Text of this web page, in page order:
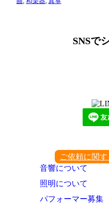
SNSで
ご依頼に関
音響について
照明について
パフォーマー募集